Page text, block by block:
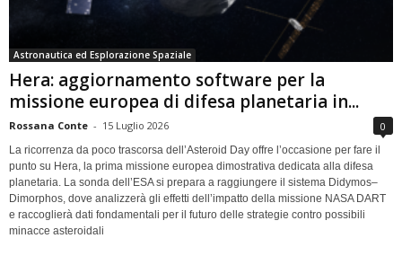
Astronautica ed Esplorazione Spaziale
Hera: aggiornamento software per la
missione europea di difesa planetaria in...
Rossana Conte - 15 Luglio 2026 0
La ricorrenza da poco trascorsa dell’Asteroid Day offre l’occasione per fare il
punto su Hera, la prima missione europea dimostrativa dedicata alla difesa
planetaria. La sonda dell’ESA si prepara a raggiungere il sistema Didymos–
Dimorphos, dove analizzerà gli effetti dell’impatto della missione NASA DART
e raccoglierà dati fondamentali per il futuro delle strategie contro possibili
minacce asteroidali